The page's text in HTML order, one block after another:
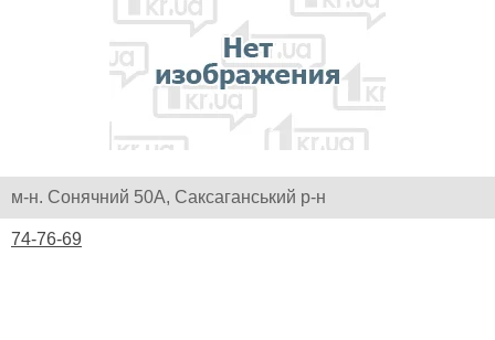
м-н. Сонячний 50А, Саксаганський р-н
74-76-69